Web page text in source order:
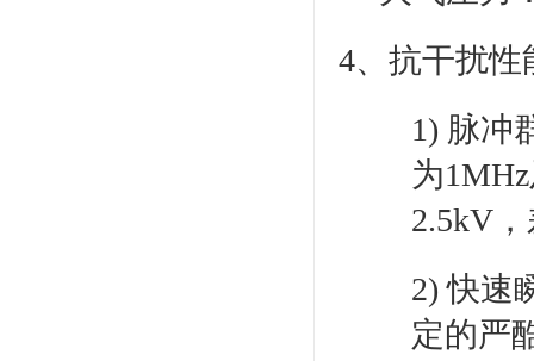
4、抗干扰性
1) 脉冲
为
2.5kV
2) 快速
定的严